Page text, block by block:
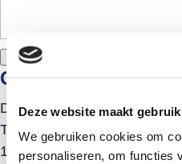
Deze website maakt
We gebruiken cookies om
personaliseren, om functies
verzenden
Gegevens
Datum: 03-04-2025
Tijd:
10:00-11:00